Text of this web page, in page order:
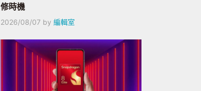
修時機
2026/08/07 by 編輯室